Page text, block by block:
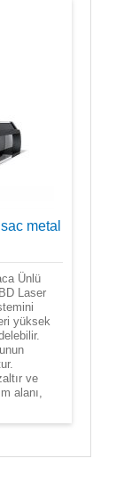
metal
Ünlü
Laser
yüksek
ve
alanı,